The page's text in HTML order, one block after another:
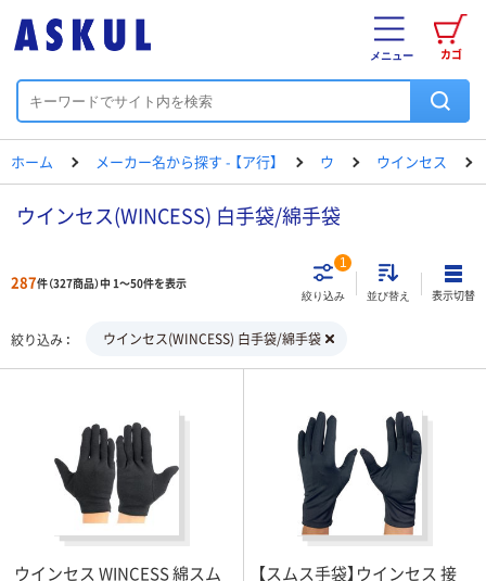
カゴ
メニュー
ホーム メーカー名から探す - 【ア行】 ウ ウインセス
ウインセス(WINCESS) 白手袋/綿手袋
287件（327商品）中 1～50件を表示
絞り込み
1
並び替え 表示切替
絞り込み ウインセス(WINCESS) 白手袋/綿手袋
ウインセス WINCESS 綿スム
【スムス手袋】ウインセス 接